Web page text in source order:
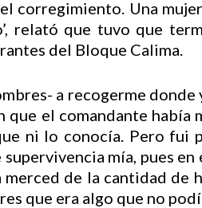
corregimiento. Una
relató que tuvo que
del Bloque Calima.
a recogerme donde
el comandante había
ni lo conocía. Pero fui
mía, pues
de la cantidad de
que era algo que no